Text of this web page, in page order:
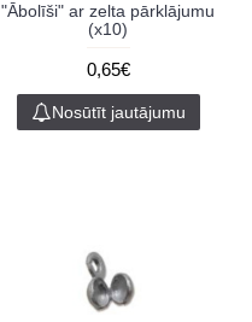
"Ābolīši" ar zelta pārklājumu
(x10)
0,65€
Nosūtīt jautājumu